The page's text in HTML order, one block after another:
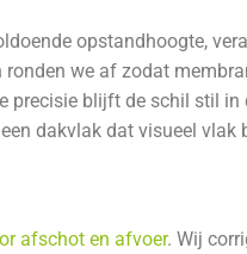
opstandhoogte,
ronden we af zodat
precisie blijft de schil stil in
dakvlak dat visueel vlak
afschot en afvoer. Wij